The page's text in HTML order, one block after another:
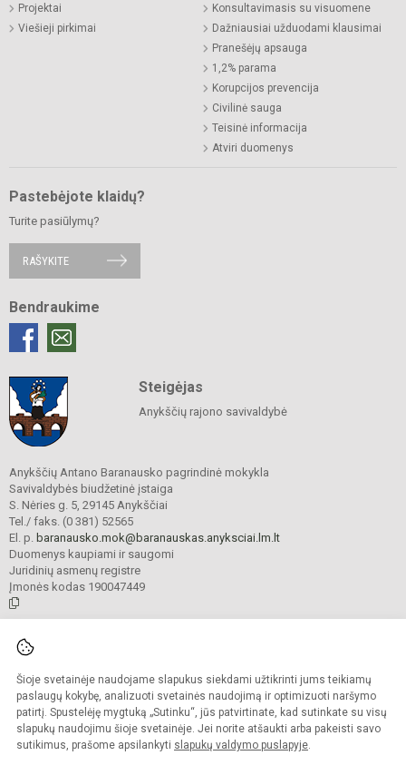
Šioje svetainėje naudojame slapukus siekdami užtikrinti jums teikiamų
paslaugų kokybę, analizuoti svetainės naudojimą ir optimizuoti naršymo
patirtį. Spustelėję mygtuką „Sutinku“, jūs patvirtinate, kad sutinkate su visų
slapukų naudojimu šioje svetainėje. Jei norite atšaukti arba pakeisti savo
sutikimus, prašome apsilankyti slapukų valdymo puslapyje.
Projektai
Viešieji pirkimai
Konsultavimasis su visuomene
Dažniausiai užduodami klausimai
Pranešėjų apsauga
1,2% parama
Korupcijos prevencija
Civilinė sauga
Teisinė informacija
Atviri duomenys
Pastebėjote klaidų?
Turite pasiūlymų?
RAŠYKITE
Bendraukime
Steigėjas
Anykščių rajono savivaldybė
Anykščių Antano Baranausko pagrindinė mokykla
Savivaldybės biudžetinė įstaiga
S. Nėries g. 5, 29145 Anykščiai
Tel./ faks. (0 381) 52565
El. p. baranausko.mok@baranauskas.anyksciai.lm.lt
Duomenys kaupiami ir saugomi
Juridinių asmenų registre
Įmonės kodas 190047449
Kopijuoti turinį be raštiško mokyklos administracijos sutikimo griežtai
draudžiama.
Prieinamumo paraiška Slapukų valdymas
Sumanus būdas atnaujinti